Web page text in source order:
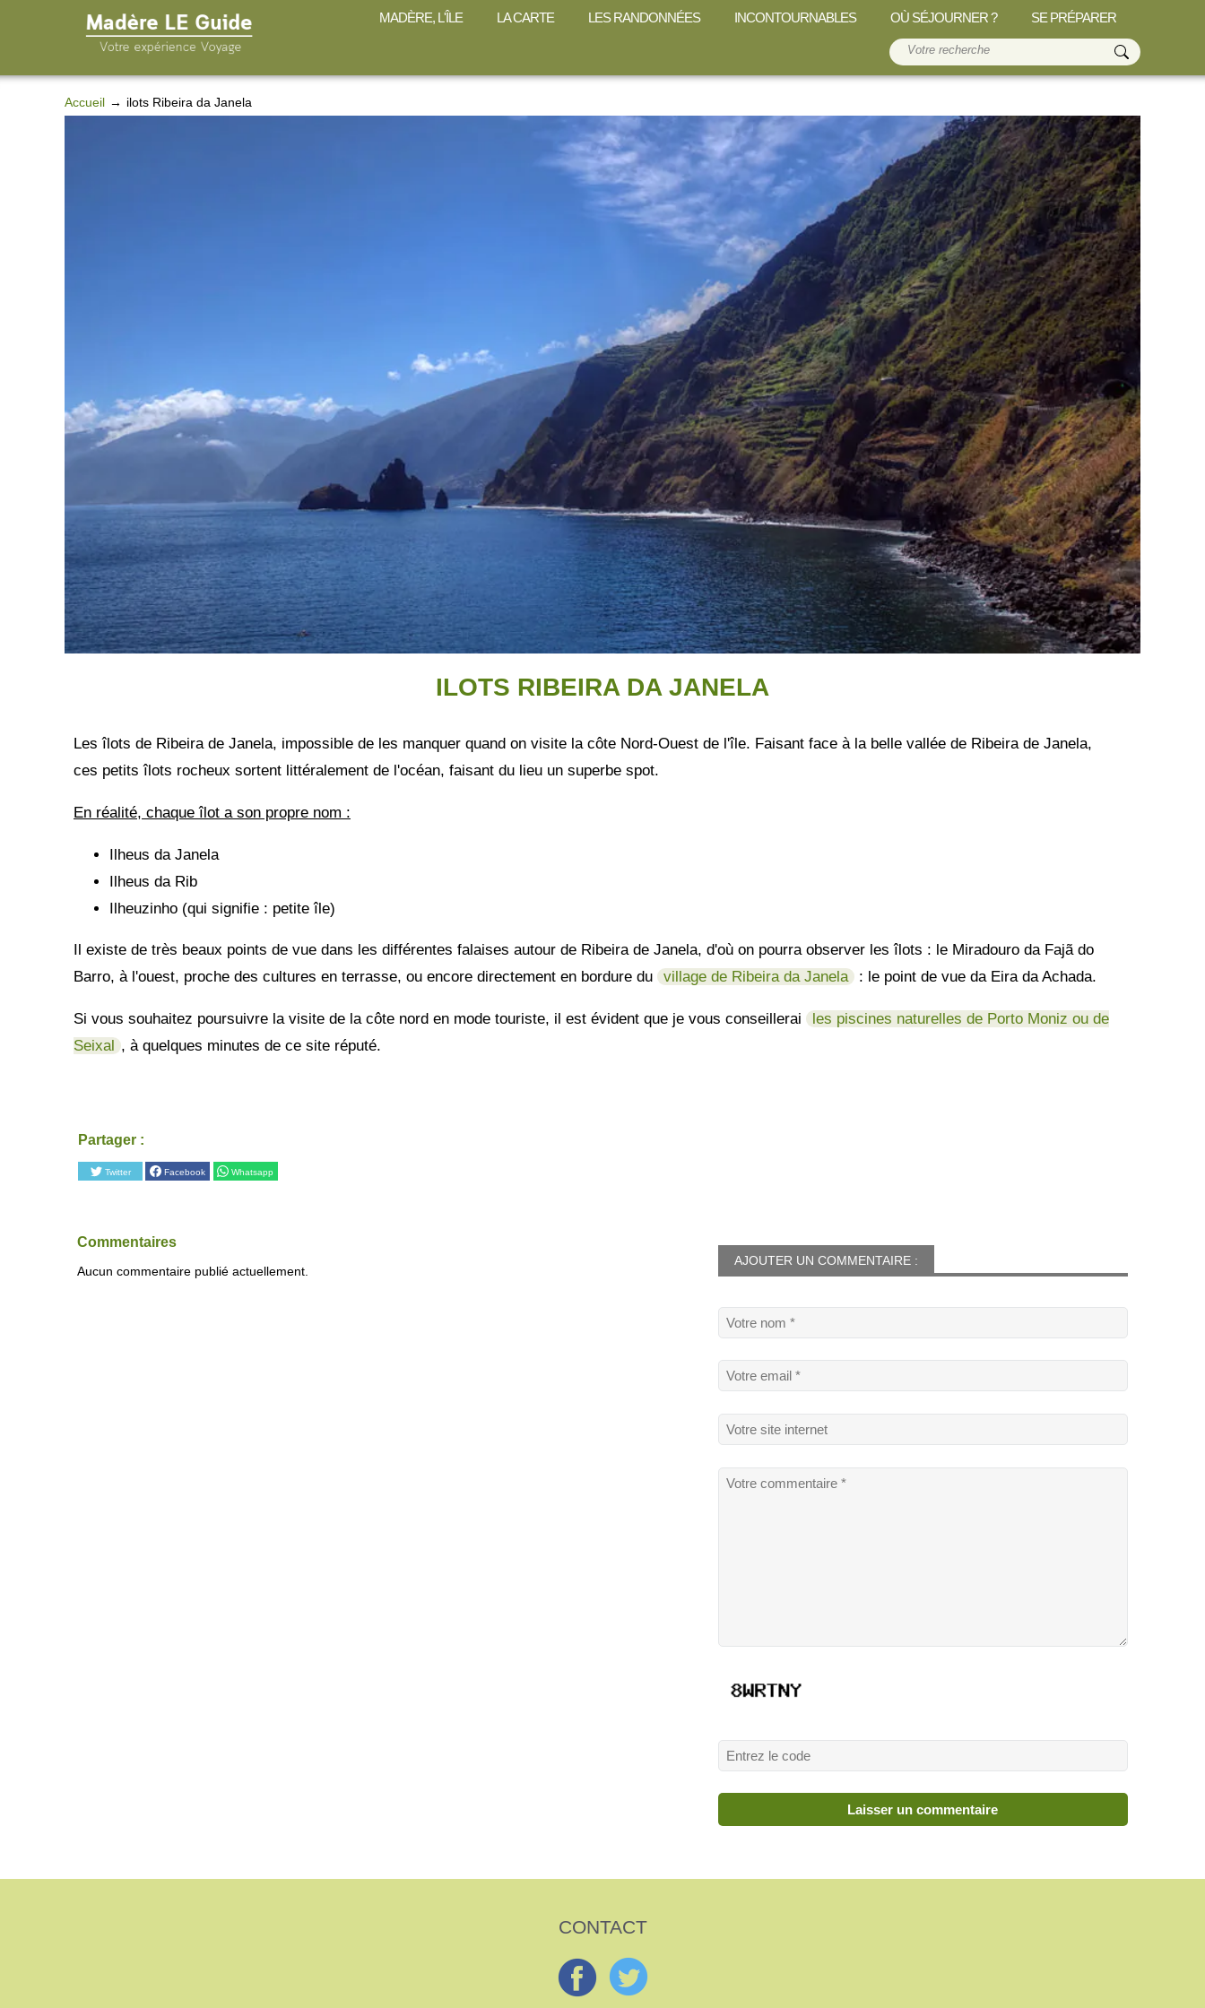
MADÈRE, L'ÎLE LA CARTE LES RANDONNÉES INCONTOURNABLES OÙ SÉJOURNER ? SE PRÉPARER
Accueil ilots Ribeira da Janela
ILOTS RIBEIRA DA JANELA
Les îlots de Ribeira de Janela, impossible de les manquer quand on visite la côte Nord-Ouest de l'île. Faisant face à la belle vallée de Ribeira de Janela,
ces petits îlots rocheux sortent littéralement de l'océan, faisant du lieu un superbe spot.
En réalité, chaque îlot a son propre nom :
Ilheus da Janela
Ilheus da Rib
Ilheuzinho (qui signifie : petite île)
Il existe de très beaux points de vue dans les différentes falaises autour de Ribeira de Janela, d'où on pourra observer les îlots : le Miradouro da Fajã do
Barro, à l'ouest, proche des cultures en terrasse, ou encore directement en bordure du
village de Ribeira da Janela : le point de vue da Eira da Achada.
Si vous souhaitez poursuivre la visite de la côte nord en mode touriste, il est évident que je vous conseillerai
les piscines naturelles de Porto Moniz ou de
Seixal , à quelques minutes de ce site réputé.
Partager :
Twitter Facebook Whatsapp
Commentaires
Aucun commentaire publié actuellement.
AJOUTER UN COMMENTAIRE :
CONTACT